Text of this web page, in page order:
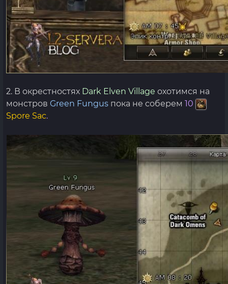
2. В окрестностях Dark Elven Village охотимся на
монстров Green Fungus пока не соберем 10
Spore Sac.